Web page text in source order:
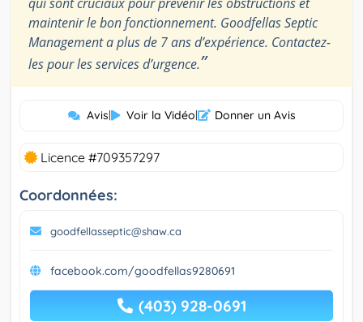
qui sont cruciaux pour prévenir les obstructions et
maintenir le bon fonctionnement. Goodfellas Septic
Management a plus de 7 ans d’expérience. Contactez-
les pour les services d’urgence.”
Avis| Voir la Vidéo| Donner un Avis
Licence #709357297
Coordonnées:
goodfellasseptic@shaw.ca
facebook.com/goodfellas9280691
(403) 928-0691